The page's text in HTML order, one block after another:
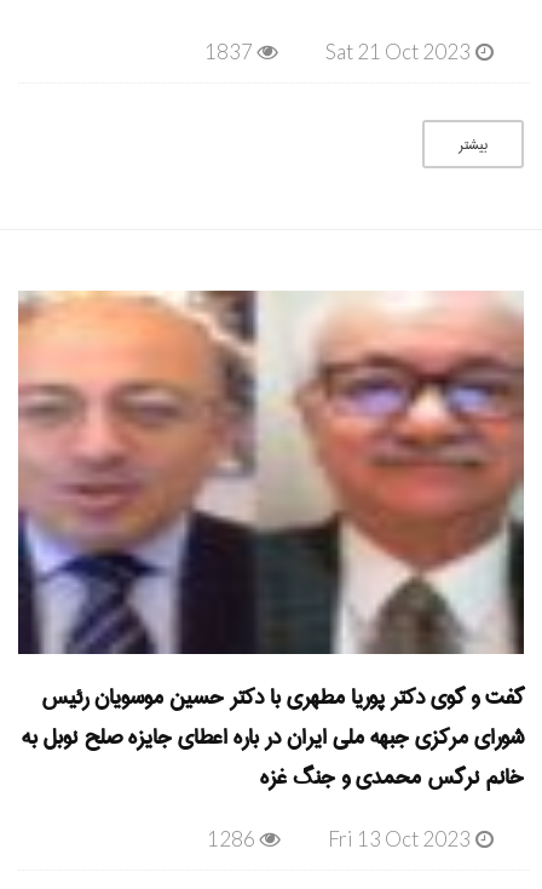
Sat 21 Oct 2023
1837
بیشتر
گفت و گوی دکتر پوریا مطهری با دکتر حسین موسویان رئیس
شورای مرکزی جبهه ملی ایران در باره اعطای جایزه صلح نوبل به
خانم نرگس محمدی و جنگ غزه
Fri 13 Oct 2023
1286